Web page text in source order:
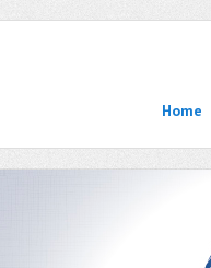
NavigationHome